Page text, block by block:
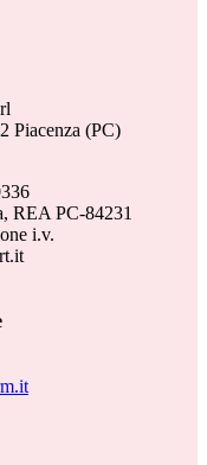
Piacenza (PC)
REA PC-84231
i.v.